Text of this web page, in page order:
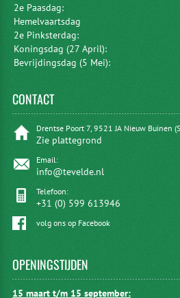
2e Paasdag:
Hemelvaartsdag
2e Pinksterdag:
Koningsdag (27 April):
Bevrijdingsdag (5 Mei):
CONTACT
Drentse Poort 7, 9521 JA Nieuw Buinen
Zie plattegrond
Email:
info@tevelde.nl
Telefoon:
+31 (0) 599 613946
volg ons op Facebook
OPENINGSTIJDEN
15 maart t/m 15 september: